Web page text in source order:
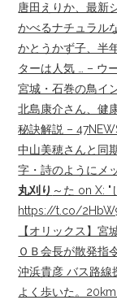
唐田えりか、最新
かべるナチュラル
かとうかず子、半
ターは人気 … – ウ
宮城・石巻の鳥イ
北島康介さん、健
秘訣解説 –
中山美穂さんと同
字・詩のようにメ
丸刈り ～た on X: "
https://t.co/
【オリックス】
ＯＢ会長が散発指
沖浜貴彦 バス路線
よく歩いた。